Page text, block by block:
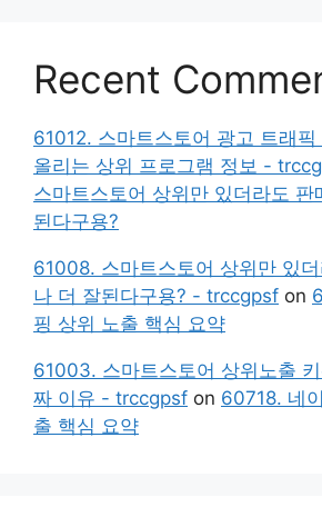
Recent
61012. 스마트스토어 광고 트래픽
올리는 상위 프로그램 정보 -
스마트스토어 상위만 있더라도 판
된다구용?
61008. 스마트스토어 상위만 있
나 더 잘된다구용? - trccgpsf on
핑 상위 노출 핵심 요약
61003. 스마트스토어 상위노출
짜 이유 - trccgpsf on 60718. 네
출 핵심 요약